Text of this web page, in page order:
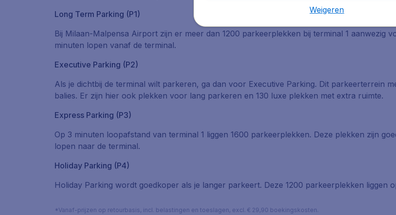
Long Term Parking (P1)
Bij Milaan-Malpensa Airport zijn er meer dan 1200 parkeerplekken bij terminal 1 aanwezig
minuten lopen vanaf de terminal.
Executive Parking (P2)
Als je dichtbij de terminal wilt parkeren, ga dan voor Executive Parking. Dit parkeerterrein
balies. Er zijn hier ook plekken voor lang parkeren en 130 luxe plekken met extra ruimte.
Express Parking (P3)
Op 3 minuten loopafstand van terminal 1 liggen 1600 parkeerplekken. Deze plekken zijn
lopen naar de terminal.
Holiday Parking (P4)
Holiday Parking wordt goedkoper als je langer parkeert. Deze 1200 parkeerplekken liggen
*Vanaf-prijzen op retourbasis, incl. belastingen en toeslagen, excl. € 29,90 boekingskosten.
Weigeren